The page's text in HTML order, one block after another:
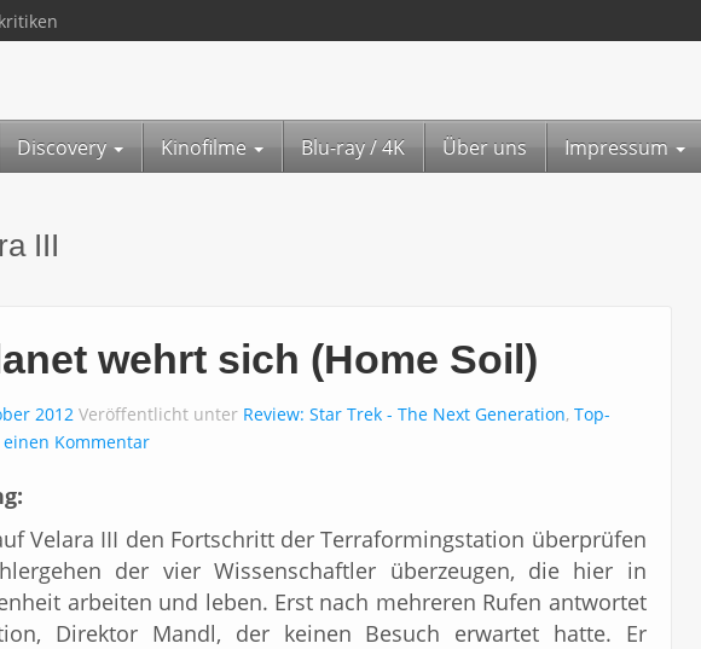
Discovery Kinofilme Blu-ray / 4K Über uns Impressum
III
wehrt sich (Home Soil)
2012 Veröffentlicht unter Review: Star Trek - The Next Generation, Top-
Kommentar
Velara III den Fortschritt der Terraformingstation überprüfen
der vier Wissenschaftler überzeugen, die hier in
arbeiten und leben. Erst nach mehreren Rufen antwortet
Direktor Mandl, der keinen Besuch erwartet hatte. Er